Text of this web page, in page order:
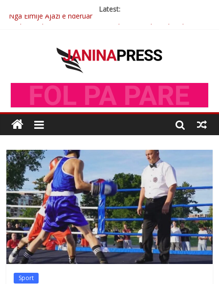
Latest:
Brahim Çekaj njē veprimtar i respektuar i çeshtjës kombëtare
Çlirimtari Agron Gërvalla me takime pune në atdhe të shoqerisë
Mimoza Gjoni artiste e mirëfilltë e këngës shqiptare
Sport